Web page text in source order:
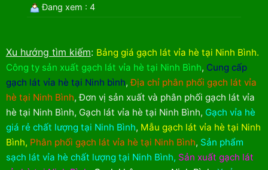
Đang xem : 4
Xu hướng tìm kiếm: Bảng giá gạch lát vỉa hè tại Ninh Bình.
Công ty sản xuất gạch lát vỉa hè tại Ninh Bình, Cung cấp
gạch lát vỉa hè tại Ninh bình,Địa chỉ phân phối gạch lát vỉa
hè tại Ninh Bình,Đơn vị sản xuất và phân phối gạch lát vỉa
hè tại Ninh Bình, Gạch lát vỉa hè tại Ninh Bình, Gạch vỉa hè
giá rẻ chất lượng tại Ninh Bình, Mẫu gạch lát vỉa hè tại Ninh
Bình, Phân phối gạch lát vỉa hè tại Ninh Bình, Sản phẩm
sạch lát vỉa hè chất lượng tại Ninh Bình, Sản xuất gạch lát